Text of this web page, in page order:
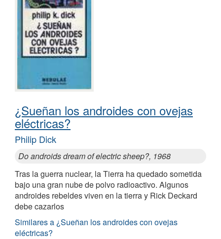
¿Sueñan los androides con ovejas
eléctricas?
Philip Dick
Do androids dream of electric sheep?, 1968
Tras la guerra nuclear, la Tierra ha quedado sometida
bajo una gran nube de polvo radioactivo. Algunos
androides rebeldes viven en la tierra y Rick Deckard
debe cazarlos
Similares a ¿Sueñan los androides con ovejas
eléctricas?